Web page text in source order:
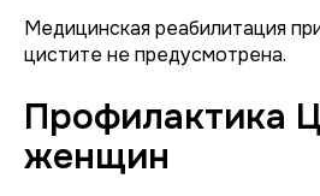
Медицинская реабилитация
цистите не предусмотрена.
Профилактика
женщин